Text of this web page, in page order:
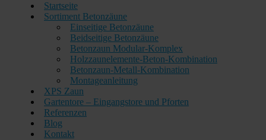
Startseite
Sortiment Betonzäune
Einseitige Betonzäune
Beidseitige Betonzäune
Betonzaun Modular-Komplex
Holzzaunelemente-Beton-Kombination
Betonzaun-Metall-Kombination
Montageanleitung
XPS Zaun
Gartentore – Eingangstore und Pforten
Referenzen
Blog
Kontakt